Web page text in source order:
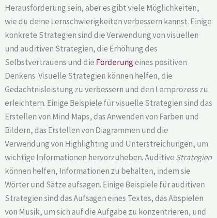
Herausforderung sein, aber es gibt viele Möglichkeiten,
wie du deine Lernschwierigkeitenverbessern kannst. Einige
konkrete Strategien sind die Verwendung von visuellen
und auditiven Strategien, die Erhöhung des
Selbstvertrauens und die Förderungeines positiven
Denkens. Visuelle Strategien können helfen, die
Gedächtnisleistung zu verbessern und den Lernprozess zu
erleichtern. Einige Beispiele für visuelle Strategien sind das
Erstellen von Mind Maps, das Anwenden von Farben und
Bildern, das Erstellen von Diagrammen und die
Verwendung von Highlighting und Unterstreichungen, um
wichtige Informationen hervorzuheben. Auditive Strategien
können helfen, Informationen zu behalten, indem sie
Wörter und Sätze aufsagen. Einige Beispiele für auditiven
Strategien sind das Aufsagen eines Textes, das Abspielen
von Musik, um sich auf die Aufgabe zu konzentrieren, und